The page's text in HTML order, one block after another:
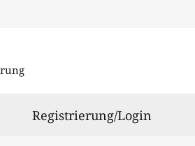
Registrierung/Login